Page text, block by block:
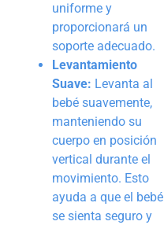
uniforme y
proporcionará un
soporte adecuado.
Levantamiento
Suave: Levanta al
bebé suavemente,
manteniendo su
cuerpo en posición
vertical durante el
movimiento. Esto
ayuda a que el bebé
se sienta seguro y